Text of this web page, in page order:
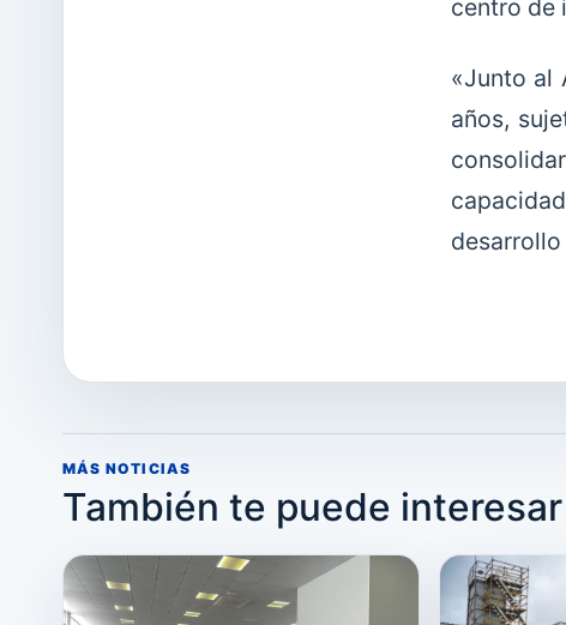
centro de
«Junto al
años,
desarrollo
MÁS NOTICIAS
También te puede interesar